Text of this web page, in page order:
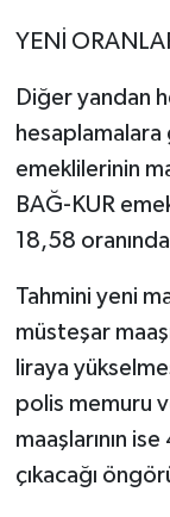
YENİ
Diğer yandan
emeklilerinin
BAĞ-KUR
18,58
Tahmini yeni
müsteşar
liraya
polis memuru
maaşlarının
çıkacağı